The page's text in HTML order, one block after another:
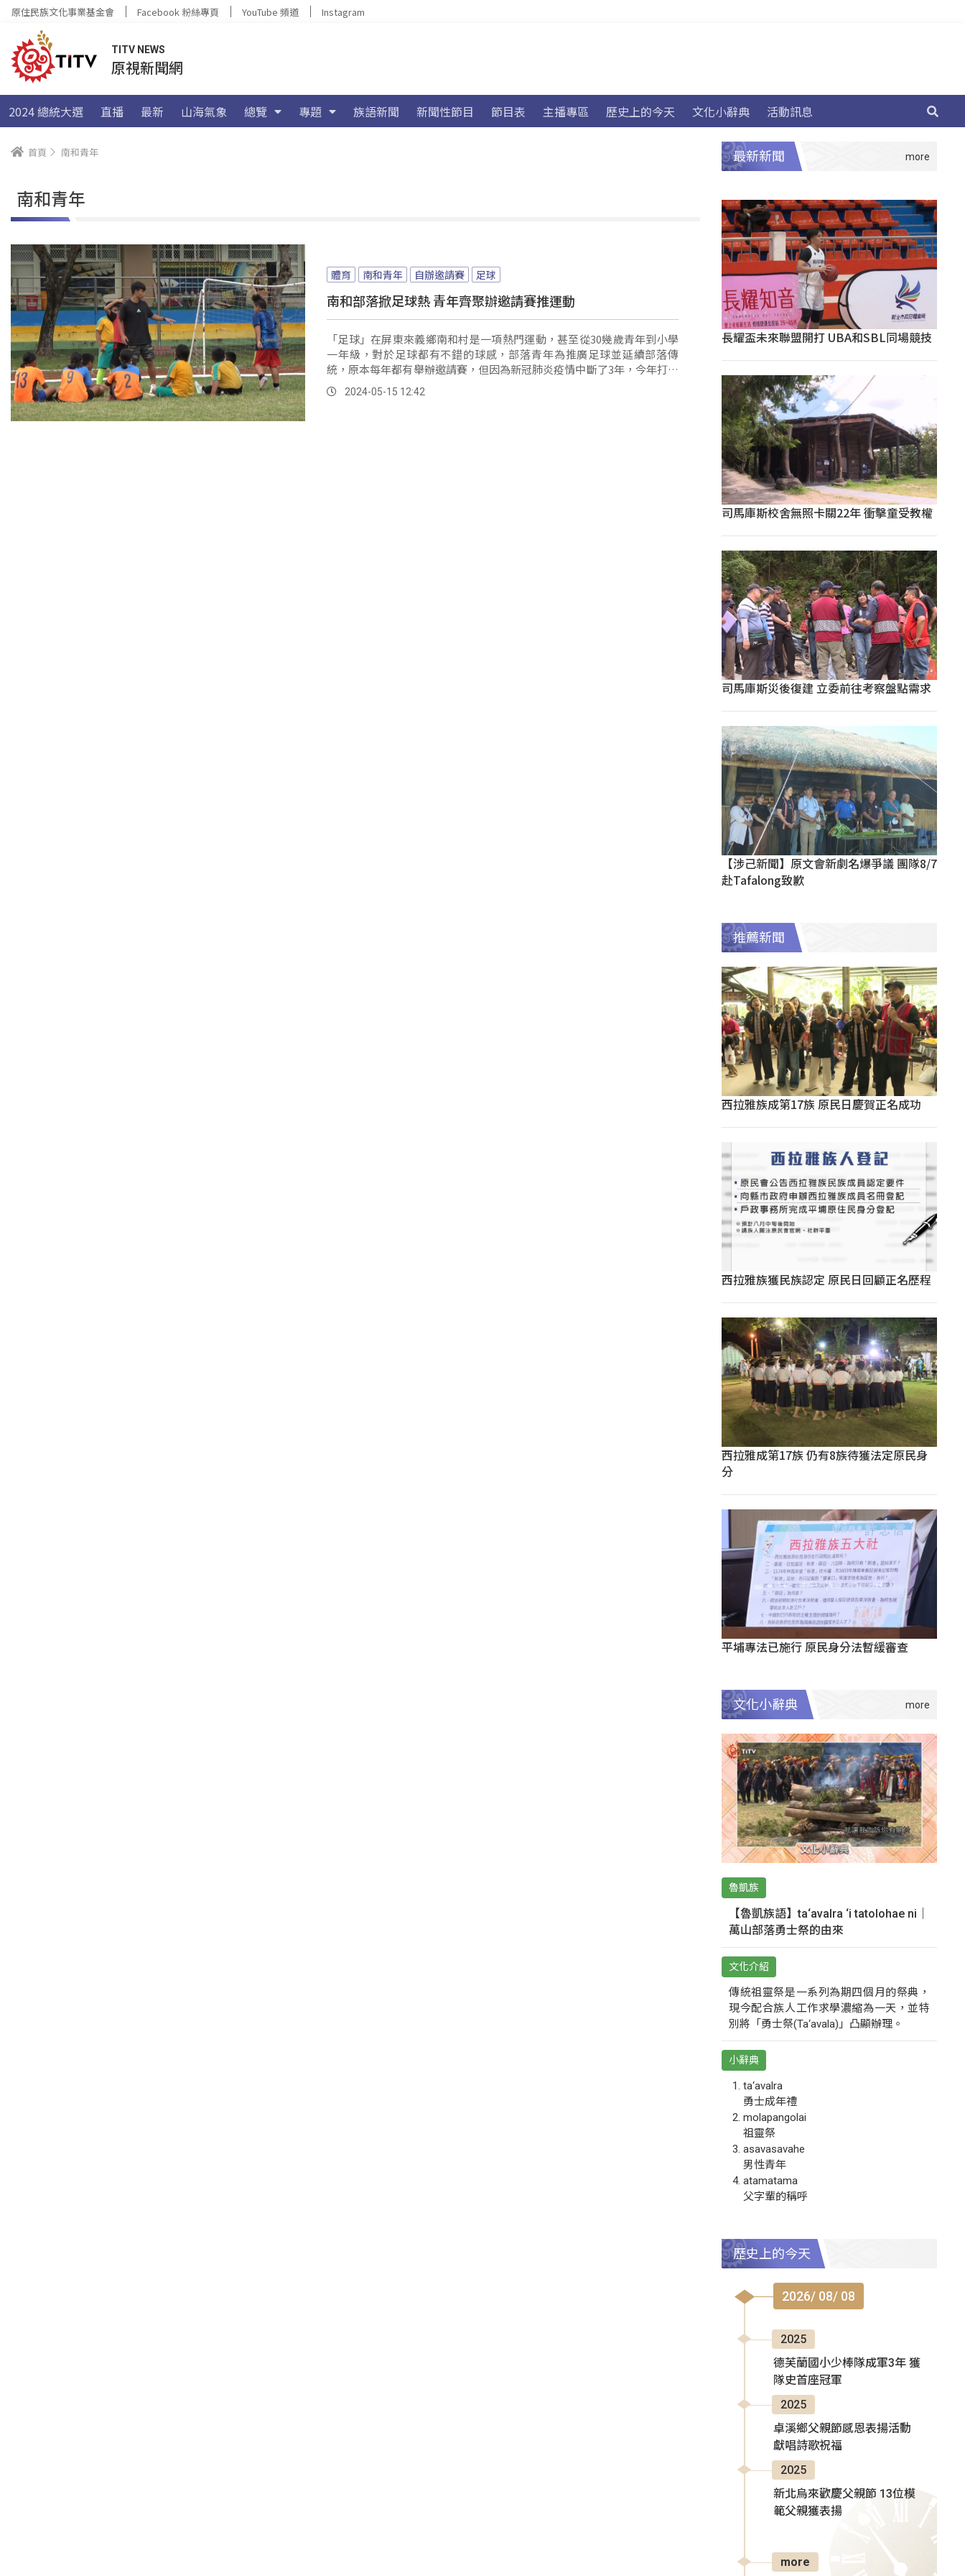
原住民族文化事業基金會 Facebook 粉絲專頁 YouTube 頻道 Instagram
TITV NEWS
原視新聞網
2024 總統大選 直播 最新 山海氣象 總覽 專題 族語新聞 新聞性節目 節目表 主播專區 歷史上的今天 文化小辭典 活動訊息
首頁 南和青年
南和青年
體育 南和青年 自辦邀請賽 足球
南和部落掀足球熱 青年齊聚辦邀請賽推運動
「足球」在屏東來義鄉南和村是一項熱門運動，甚至從30幾歲青年到小學
一年級，對於足球都有不錯的球感，部落青年為推廣足球並延續部落傳
統，原本每年都有舉辦邀請賽，但因為新冠肺炎疫情中斷了3年，今年打算
捲土重來繼續向下扎根。
2024-05-15 12:42
最新新聞
長耀盃未來聯盟開打 UBA和SBL同場競技
司馬庫斯校舍無照卡關22年 衝擊童受教權
司馬庫斯災後復建 立委前往考察盤點需求
【涉己新聞】原文會新劇名爆爭議 團隊8/7
赴Tafalong致歉
推薦新聞
西拉雅族成第17族 原民日慶賀正名成功
西拉雅族獲民族認定 原民日回顧正名歷程
西拉雅成第17族 仍有8族待獲法定原民身
分
平埔專法已施行 原民身分法暫緩審查
文化小辭典
魯凱族
【魯凱族語】ta‘avalra ‘i tatolohae ni｜
萬山部落勇士祭的由來
文化介紹
傳統祖靈祭是一系列為期四個月的祭典，
現今配合族人工作求學濃縮為一天，並特
別將「勇士祭(Ta‘avala)」凸顯辦理。
小辭典
ta‘avalra
勇士成年禮
molapangolai
祖靈祭
asavasavahe
男性青年
atamatama
父字輩的稱呼
歷史上的今天
2026/ 08/ 08
2025
德芙蘭國小少棒隊成軍3年 獲
隊史首座冠軍
2025
卓溪鄉父親節感恩表揚活動
獻唱詩歌祝福
2025
新北烏來歡慶父親節 13位模
範父親獲表揚
more